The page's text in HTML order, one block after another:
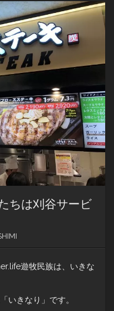
ちは刈谷サービ
遊牧民族は、いきな
いきなり」です。